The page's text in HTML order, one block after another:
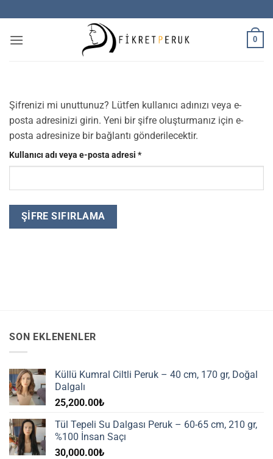
atla
0
Şifrenizi mi unuttunuz? Lütfen kullanıcı adınızı veya e-
posta adresinizi girin. Yeni bir şifre oluşturmanız için e-
posta adresinize bir bağlantı gönderilecektir.
Kullanıcı adı veya e-posta adresi *Gerekli
ŞIFRE SIFIRLAMA
SON EKLENENLER
Küllü Kumral Ciltli Peruk – 40 cm, 170 gr, Doğal
Dalgalı
25,200.00₺
Tül Tepeli Su Dalgası Peruk – 60-65 cm, 210 gr,
%100 İnsan Saçı
30,000.00₺